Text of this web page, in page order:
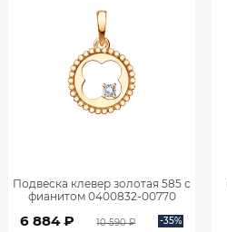
Подвеска клевер золотая 585 с
фианитом 0400832-00770
6 884 ₽ 10 590 ₽ -35%